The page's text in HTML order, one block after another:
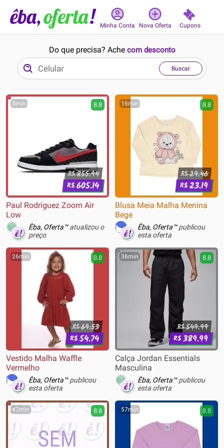
Minha Conta Nova Oferta Cupons
Do que precisa? Ache com desconto
Buscar
5min 8.8
R$855.94
R$605.14
Paul Rodriguez Zoom Air
Low
Êba, Oferta™atualizou o
preço
16min 8.8
R$29.46
R$23.19
Blusa Meia Malha Menina
Bege
Êba, Oferta™publicou
esta oferta
26min 8.8
R$69.53
R$54.74
Vestido Malha Waffle
Vermelho
Êba, Oferta™publicou
esta oferta
36min 8.8
R$549.99
R$389.99
Calça Jordan Essentials
Masculina
Êba, Oferta™publicou
esta oferta
47min 8.8 57min 8.8